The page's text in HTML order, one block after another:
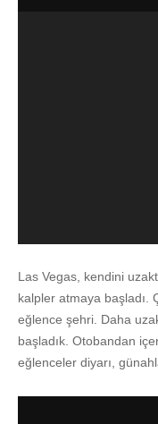
Las Vegas, kendini
kalpler atmaya başladı.
eğlence şehri. Daha
başladık. Otobandan
eğlenceler diyarı,